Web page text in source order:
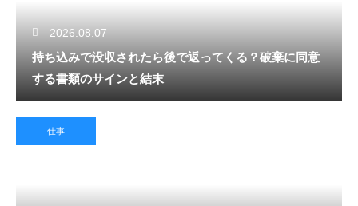
2026.08.07
持ち込みで没収されたら後で返ってくる？破棄に同意
する書類のサインと結末
仕事